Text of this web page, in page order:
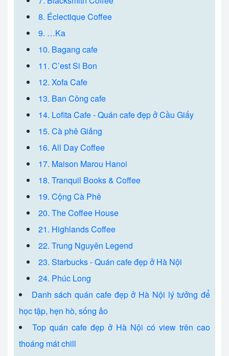
8. Éclectique Coffee
9. …Ka
10. Bagang cafe
11. C’est Si Bon
12. Xofa Cafe
13. Ban Công cafe
14. Lofita Cafe - Quán cafe đẹp ở Cầu Giấy
15. Cà phê Giảng
16. All Day Coffee
17. Maison Marou Hanoi
18. Tranquil Books & Coffee
19. Cộng Cà Phê
20. The Coffee House
21. Highlands Coffee
22. Trung Nguyên Legend
23. Starbucks - Quán cafe đẹp ở Hà Nội
24. Phúc Long
Danh sách quán cafe đẹp ở Hà Nội lý tưởng để
học tập, hẹn hò, sống ảo
Top quán cafe đẹp ở Hà Nội có view trên cao
thoáng mát chill